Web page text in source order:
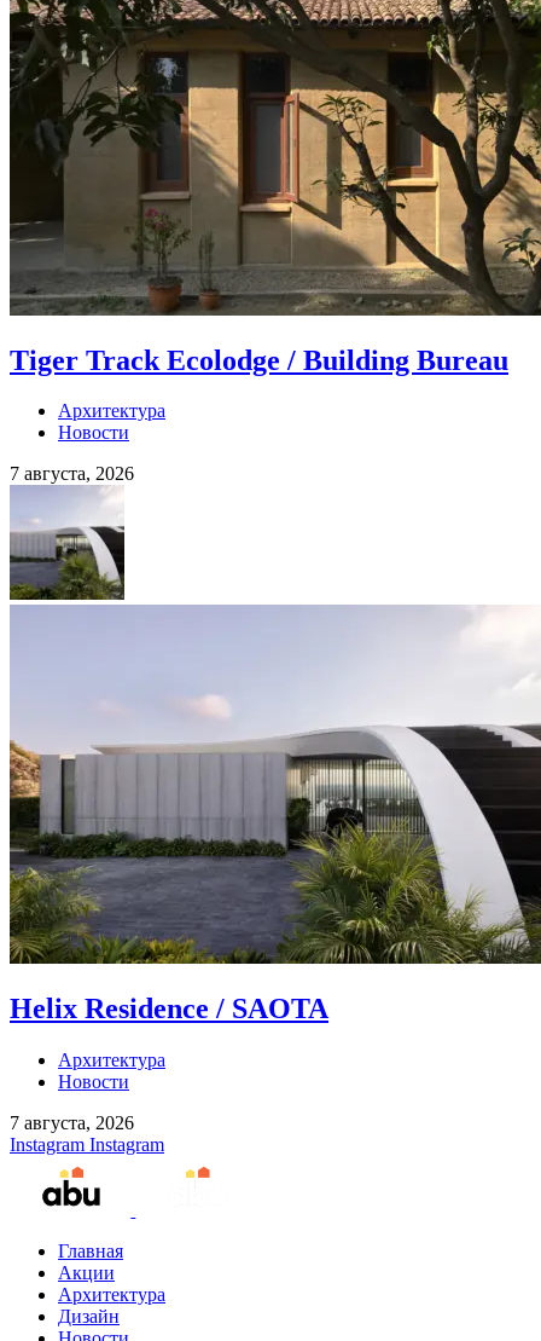
Tiger Track Ecolodge / Building Bureau
Архитектура
Новости
7 августа, 2026
Helix Residence / SAOTA
Архитектура
Новости
7 августа, 2026
Instagram Instagram
Главная
Акции
Архитектура
Дизайн